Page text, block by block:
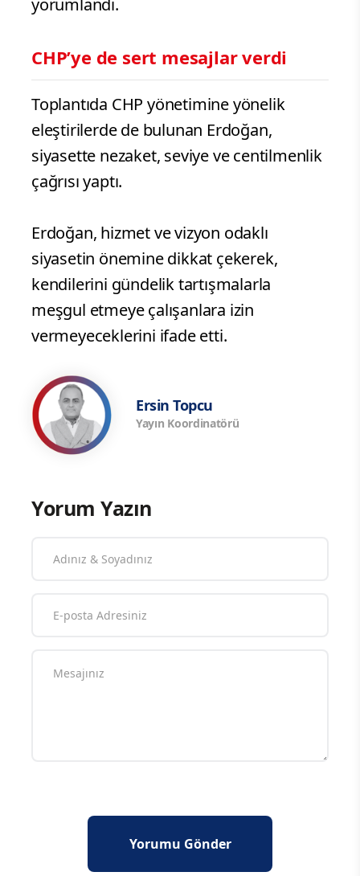
CHP’ye de sert mesajlar verdi
Toplantıda CHP yönetimine yönelik
eleştirilerde de bulunan Erdoğan,
siyasette nezaket, seviye ve centilmenlik
çağrısı yaptı.
Erdoğan, hizmet ve vizyon odaklı
siyasetin önemine dikkat çekerek,
kendilerini gündelik tartışmalarla
meşgul etmeye çalışanlara izin
vermeyeceklerini ifade etti.
Ersin Topcu
Yayın Koordinatörü
Yorum Yazın